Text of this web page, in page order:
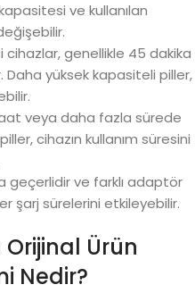
ve kullanılan
cihazlar, genellikle 45 dakika
Daha yüksek kapasiteli piller,
veya daha fazla sürede
cihazın kullanım süresini
geçerlidir ve farklı adaptör
şarj sürelerini etkileyebilir.
Ürün
Nedir?